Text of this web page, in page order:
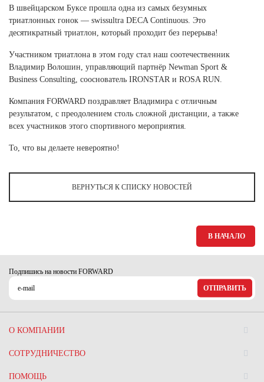
Северная Осетия (2)
Смоленская область (1)
Ставропольский край (5)
Томская область (1)
Тульская область (1)
Тюменская область (3)
Ханты-Мансийский автономный округ (3)
Ярославская область (1)
В швейцарском Буксе прошла одна из самых безумных
триатлонных гонок — swissultra DECA Continuous. Это
десятикратный триатлон, который проходит без перерыва!
Участником триатлона в этом году стал наш соотечественник
Владимир Волошин, управляющий партнёр Newman Sport &
Business Consulting, сооснователь IRONSTAR и ROSA RUN.
Компания FORWARD поздравляет Владимира с отличным
результатом, с преодолением столь сложной дистанции, а также
всех участников этого спортивного мероприятия.
То, что вы делаете невероятно!
ВЕРНУТЬСЯ К СПИСКУ НОВОСТЕЙ
В НАЧАЛО
Подпишись на новости FORWARD
ОТПРАВИТЬ
О КОМПАНИИ
СОТРУДНИЧЕСТВО
ПОМОЩЬ